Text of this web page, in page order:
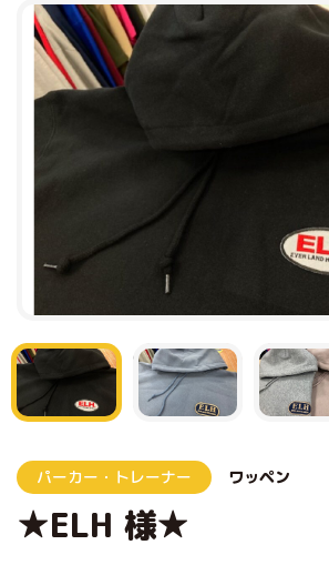
パーカー・トレーナー ワッペン
★ELH 様★